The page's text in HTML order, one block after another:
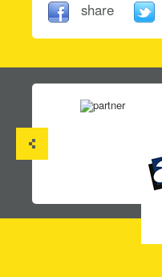
share